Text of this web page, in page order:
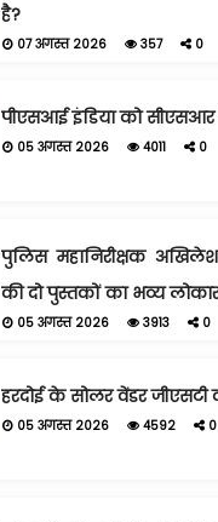
है?
07 अगस्त 2026 357 0
पीएसआई इंडिया को सीएसआर
05 अगस्त 2026 4011 0
पुलिस महानिरीक्षक
की दो पुस्तकों का भव्य
05 अगस्त 2026 3913 0
हरदोई के सोलर वेंडर जीएसटी
05 अगस्त 2026 4592 0